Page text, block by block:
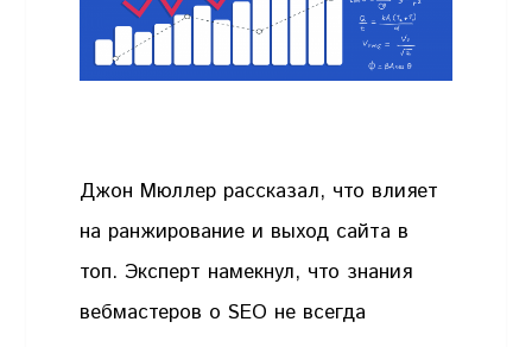
Джон Мюллер рассказал, что влияет
на ранжирование и выход сайта в
топ. Эксперт намекнул, что знания
вебмастеров о SEO не всегда